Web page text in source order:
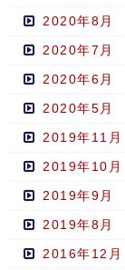
2020年8月
2020年7月
2020年6月
2020年5月
2019年11月
2019年10月
2019年9月
2019年8月
2016年12月